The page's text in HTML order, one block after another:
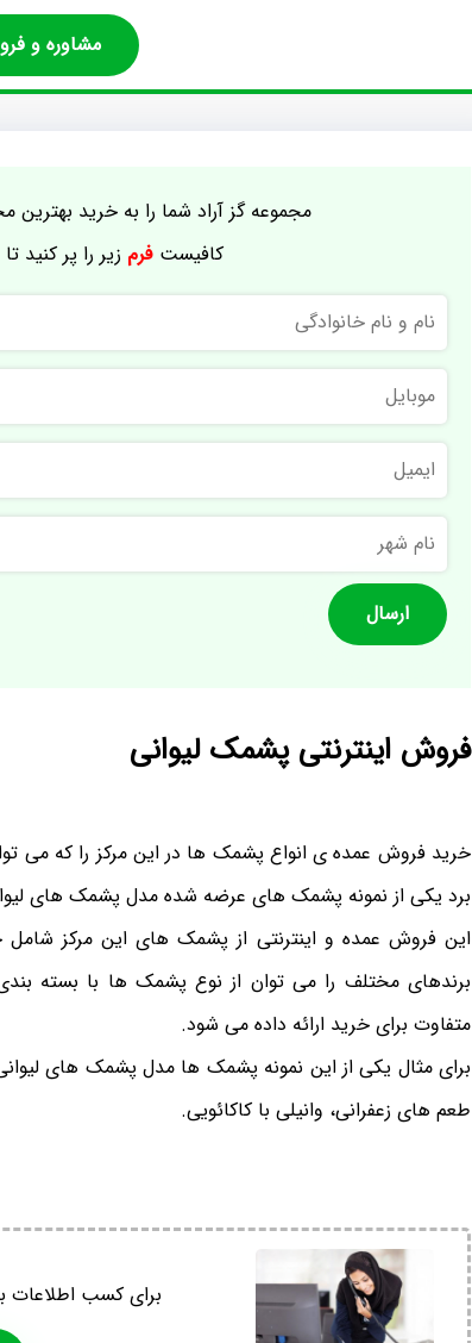
مشاوره و
مجموعه گز آراد شما را به خرید
کافیستفرم زیر را پر کنید
و
نام
خانوادگی
موبایل
ایمیل
نام
شهر
فروش اینترنتی پشمک لیوانی
خرید فروش عمده ی انواع پشمک ها در این مرکز را که می
برد یکی از نمونه پشمک های عرضه شده مدل پشمک های
این فروش عمده و اینترنتی از پشمک های این مرکز شامل
برندهای مختلف را می توان از نوع پشمک ها با بسته
متفاوت برای خرید ارائه داده می شود.
برای مثال یکی از این نمونه پشمک ها مدل پشمک های
طعم های زعفرانی، وانیلی با کاکائویی.
برای کسب اطلاعات